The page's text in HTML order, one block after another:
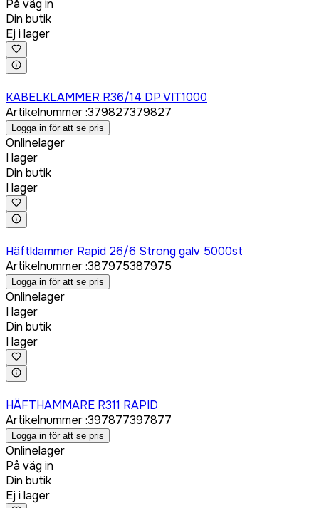
På väg in
Din butik
Ej i lager
KABELKLAMMER R36/14 DP VIT1000
Artikelnummer:379827379827
Logga in för att se pris
Onlinelager
I lager
Din butik
I lager
Häftklammer Rapid 26/6 Strong galv 5000st
Artikelnummer:387975387975
Logga in för att se pris
Onlinelager
I lager
Din butik
I lager
HÄFTHAMMARE R311 RAPID
Artikelnummer:397877397877
Logga in för att se pris
Onlinelager
På väg in
Din butik
Ej i lager